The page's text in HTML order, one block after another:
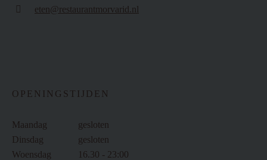
eten@restaurantmorvarid.nl
OPENINGSTIJDEN
Maandag
gesloten
Dinsdag
gesloten
Woensdag
16.30 - 23:00